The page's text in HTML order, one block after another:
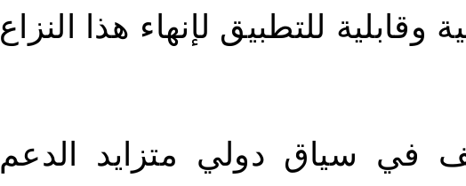
وقابلية للتطبيق لإنهاء هذا النزاع
في سياق دولي متزايد الدعم